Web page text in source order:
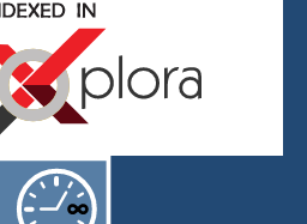
governed by and
for its stakeholders.